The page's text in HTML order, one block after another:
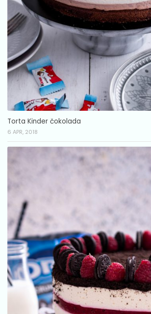
Torta Kinder čokolada
6 APR, 2018